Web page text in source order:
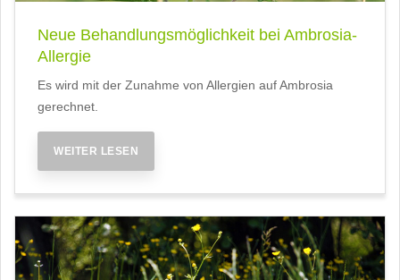
Neue Behandlungsmöglichkeit bei Ambrosia-
Allergie
Es wird mit der Zunahme von Allergien auf Ambrosia
gerechnet.
WEITER LESEN